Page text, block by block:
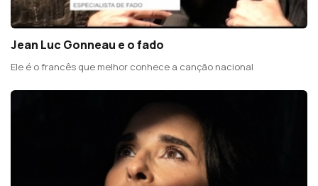
Jean Luc Gonneau e o fado
Ele é o francês que melhor conhece a canção nacional